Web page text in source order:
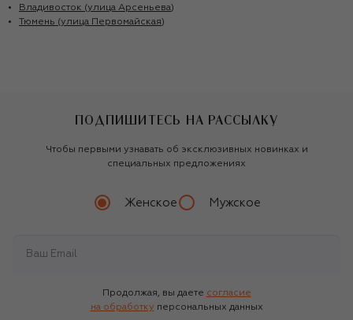
Владивосток (улица Арсеньева)
Тюмень (улица Первомайская)
ПОДПИШИТЕСЬ НА РАССЫЛКУ
Чтобы первыми узнавать об эксклюзивных новинках и
специальных предложениях
Женское Мужское
Продолжая, вы даете согласие
на обработку персональных данных